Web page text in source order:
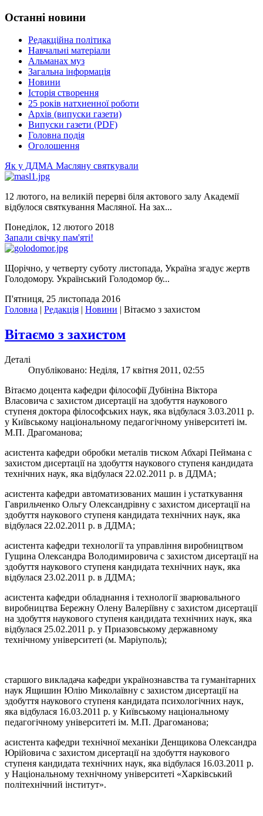
Останні новини
Редакційна політика
Навчальні матеріали
Альманах муз
Загальна інформація
Новини
Історія створення
25 років натхненної роботи
Архів (випуски газети)
Випуски газети (PDF)
Головна подія
Оголошення
Як у ДДМА Масляну святкували
12 лютого, на великій перерві біля актового залу Академії
відбулося святкування Масляної. На зах...
Понеділок, 12 лютого 2018
Запали свічку пам'яті!
Щорічно, у четверту суботу листопада, Україна згадує жертв
Голодомору. Український Голодомор бу...
П'ятниця, 25 листопада 2016
Головна | Редакція | Новини | Вітаємо з захистом
Вітаємо з захистом
Деталі
Опубліковано: Неділя, 17 квітня 2011, 02:55
Вітаємо доцента кафедри філософії Дубініна Віктора
Власовича c захистом дисертації на здобуття наукового
ступеня доктора філософських наук, яка відбулася 3.03.2011 р.
у Київському національному педагогічному університеті ім.
М.П. Драгоманова;
асистента кафедри обробки металів тиском Абхарі Пеймана c
захистом дисертації на здобуття наукового ступеня кандидата
технічних наук, яка відбулася 22.02.2011 р. в ДДМА;
асистента кафедри автоматизованих машин і устаткування
Гаврильченко Ольгу Олександрівну c захистом дисертації на
здобуття наукового ступеня кандидата технічних наук, яка
відбулася 22.02.2011 р. в ДДМА;
асистента кафедри технології та управління виробництвом
Гущина Олександра Володимировича c захистом дисертації на
здобуття наукового ступеня кандидата технічних наук, яка
відбулася 23.02.2011 р. в ДДМА;
асистента кафедри обладнання і технології зварювального
виробництва Бережну Олену Валеріївну c захистом дисертації
на здобуття наукового ступеня кандидата технічних наук, яка
відбулася 25.02.2011 р. у Приазовському державному
технічному університеті (м. Маріуполь);
старшого викладача кафедри українознавства та гуманітарних
наук Ящишин Юлію Миколаївну c захистом дисертації на
здобуття наукового ступеня кандидата психологічних наук,
яка відбулася 16.03.2011 р. у Київському національному
педагогічному університеті ім. М.П. Драгоманова;
асистента кафедри технічної механіки Денщикова Олександра
Юрійовича c захистом дисертації на здобуття наукового
ступеня кандидата технічних наук, яка відбулася 16.03.2011 р.
у Національному технічному університеті «Харківський
політехнічний інститут».